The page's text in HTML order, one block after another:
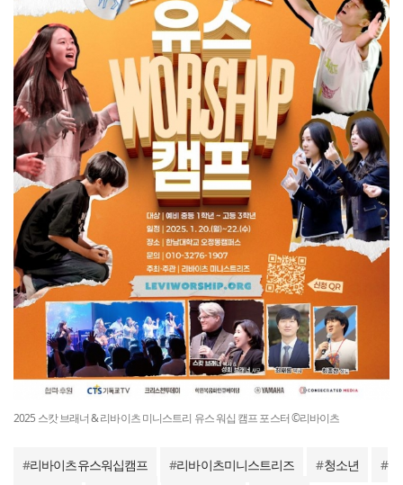
2025 스캇 브래너 & 리바이츠 미니스트리 유스 워십 캠프 포스터 ©리바이츠
#리바이츠유스워십캠프 #리바이츠미니스트리즈 #청소년
#